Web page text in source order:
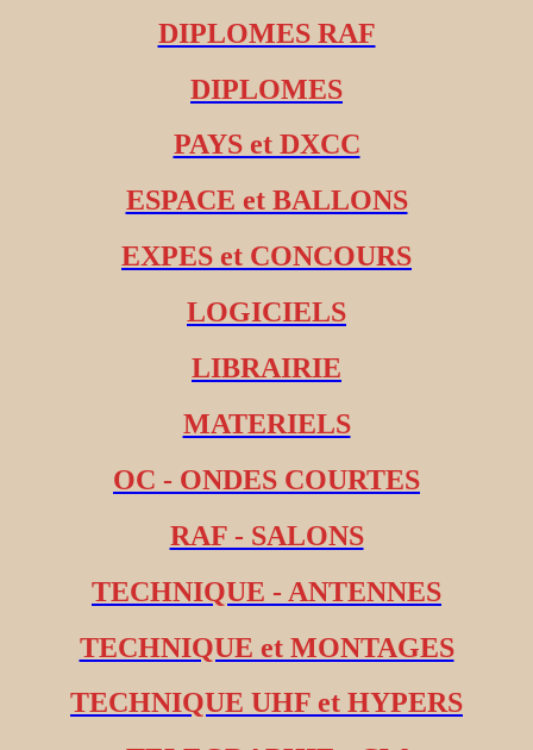
DIPLOMES RAF
DIPLOMES
PAYS et DXCC
ESPACE et BALLONS
EXPES et CONCOURS
LOGICIELS
LIBRAIRIE
MATERIELS
OC - ONDES COURTES
RAF - SALONS
TECHNIQUE - ANTENNES
TECHNIQUE et MONTAGES
TECHNIQUE UHF et HYPERS